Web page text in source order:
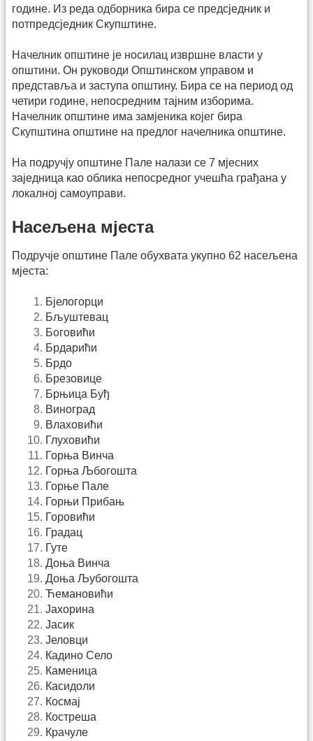
године. Из реда одборника бира се предсједник и
потпредсједник Скупштине.
Начелник општине је носилац извршне власти у
општини. Он руководи Општинском управом и
представља и заступа општину. Бира се на период од
четири године, непосредним тајним изборима.
Начелник општине има замјеника којег бира
Скупштина општине на предлог начелника општине.
На подручју општине Пале налази се 7 мјесних
заједница као облика непосредног учешћа грађана у
локалној самоуправи.
Насељена мјеста
Подручје општине Пале обухвата укупно 62 насељена
мјеста:
Бјелогорци
Бљуштевац
Боговићи
Брдарићи
Брдо
Брезовице
Брњица Буђ
Виноград
Влаховићи
Глуховићи
Горња Винча
Горња Љбогошта
Горње Пале
Горњи Прибањ
Горовићи
Градац
Гуте
Доња Винча
Доња Љубогошта
Ћемановићи
Јахорина
Јасик
Јеловци
Кадино Село
Каменица
Касидоли
Космај
Костреша
Крачуле